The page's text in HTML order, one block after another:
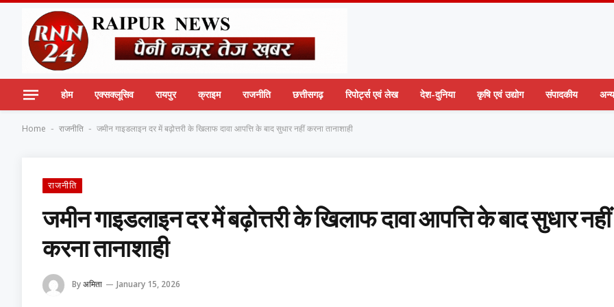
होम एक्सक्लूसिव रायपुर क्राइम राजनीति छत्तीसगढ़ रिपोर्ट्स एवं लेख देश-दुनिया कृषि एवं उद्योग संपादकीय अन्य
Home - राजनीति - जमीन गाइडलाइन दर में बढ़ोत्तरी के खिलाफ दावा आपत्ति के बाद सुधार नहीं करना तानाशाही
राजनीति
जमीन गाइडलाइन दर में बढ़ोत्तरी के खिलाफ दावा आपत्ति के बाद सुधार नहीं
करना तानाशाही
Byअमिता January 15, 2026